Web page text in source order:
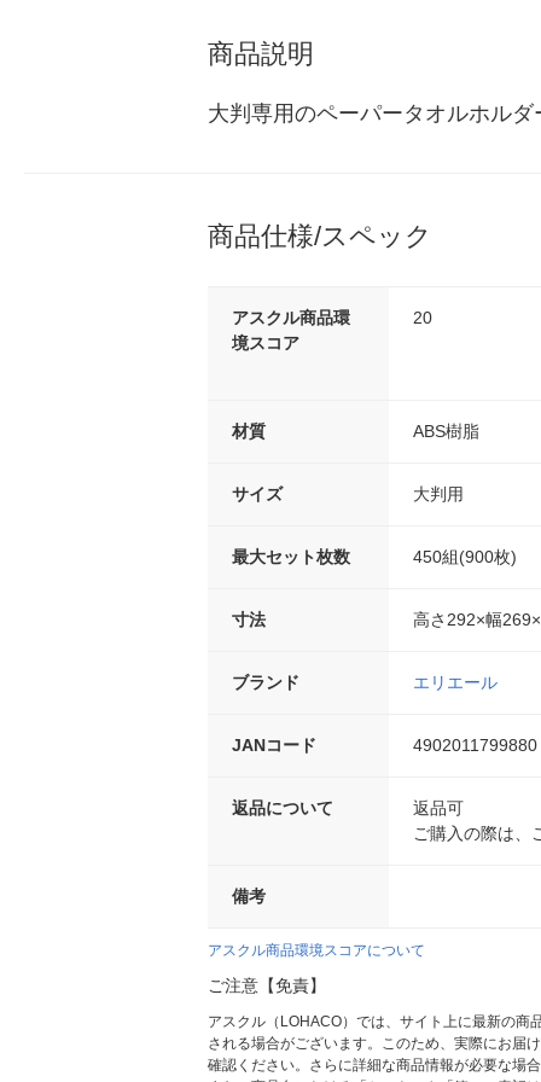
商品説明
大判専用のペーパータオルホル
商品仕様/スペック
アスクル商品環
境スコア
20
材質 ABS樹脂
サイズ 大判用
最大セット枚数 450組(900枚)
寸法 高さ292×幅
ブランド エリエール
JANコード 4902011799880
返品について
返品可
ご購入の際は、
備考
アスクル商品環境スコアについて
ご注意【免責】
アスクル（LOHACO）では、サイト上に最新の商
される場合がございます。このため、実際にお届
確認ください。さらに詳細な商品情報が必要な場